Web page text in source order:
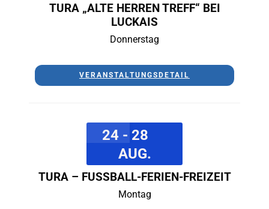
TURA „ALTE HERREN TREFF“ BEI
LUCKAIS
Donnerstag
VERANSTALTUNGSDETAIL
24 - 28
AUG.
TURA – FUSSBALL-FERIEN-FREIZEIT
Montag